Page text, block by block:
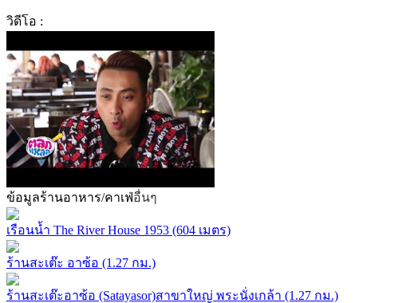
วิดีโอ :
ข้อมูลร้านอาหาร/คาเฟ่อื่นๆ
เรือนน้ำ The River House 1953 (604 เมตร)
ร้านสะเต๊ะ อาซ้อ (1.27 กม.)
ร้านสะเต๊ะอาซ้อ (Satayasor)สาขาใหญ่ พระนั่งเกล้า (1.27 กม.)